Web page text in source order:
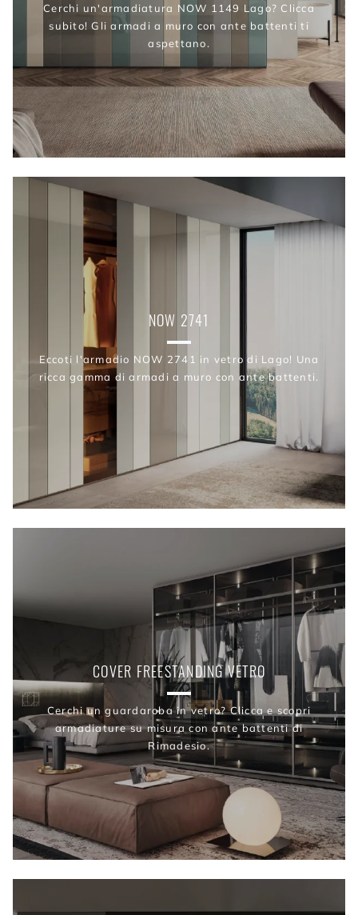
Cerchi un'armadiatura NOW 1149 Lago? Clicca
subito! Gli armadi a muro con ante battenti ti
aspettano.
NOW 2741
Eccoti l'armadio NOW 2741 in vetro di Lago! Una
ricca gamma di armadi a muro con ante battenti.
COVER FREESTANDING VETRO
Cerchi un guardaroba in vetro? Clicca e scopri
armadiature su misura con ante battenti di
Rimadesio.